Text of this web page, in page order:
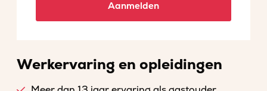
Aanmelden
Werkervaring en opleidingen